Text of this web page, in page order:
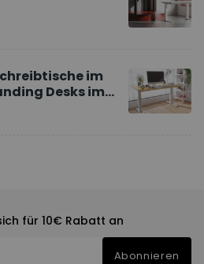
im
Desks im
für 10€ Rabatt an
Abonnieren